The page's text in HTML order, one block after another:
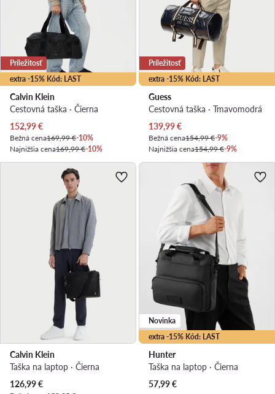
extra -15% Kód: LAST
Príležitosť
Calvin Klein
Cestovná taška · Čierna
Aktuálna cena
152,99€
Bežná cena169,99 €-10%
Najnižšia cena169,99 €-10%
extra -15% Kód: LAST
Príležitosť
Guess
Cestovná taška · Tmavomodrá
Aktuálna cena
139,99€
Bežná cena154,99 €-9%
Najnižšia cena154,99 €-9%
Calvin Klein
Taška na laptop · Čierna
Aktuálna cena
126,99€
extra -15% Kód: LAST
Novinka
Hunter
Taška na laptop · Čierna
57,99€